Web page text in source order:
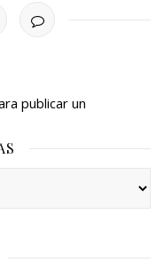
publicar un